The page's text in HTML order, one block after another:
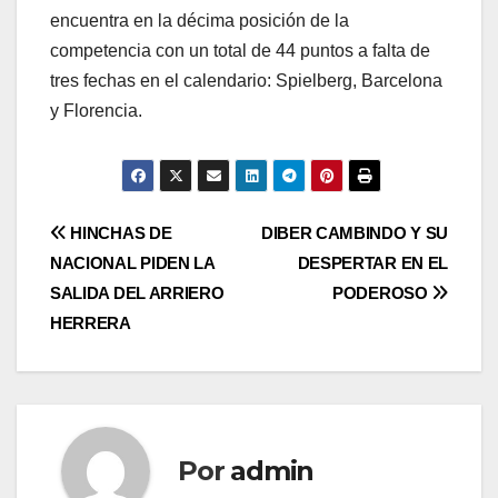
encuentra en la décima posición de la
competencia con un total de 44 puntos a falta de
tres fechas en el calendario: Spielberg, Barcelona
y Florencia.
DIBER CAMBINDO Y SU
DESPERTAR EN EL
PODEROSO
HINCHAS DE
NACIONAL PIDEN LA
SALIDA DEL ARRIERO
HERRERA
Por admin